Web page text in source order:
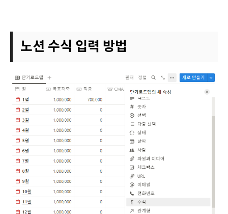
노션 수식 입력 방법